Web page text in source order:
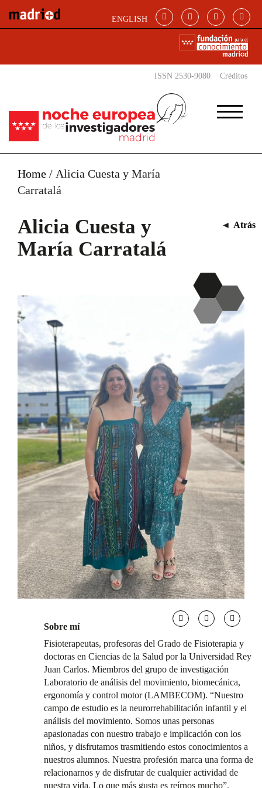
ENGLISH
ISSN 2530-9080 Créditos
Home / Alicia Cuesta y María
Carratalá
Alicia Cuesta y
María Carratalá
◄ Atrás
Sobre mí
Fisioterapeutas, profesoras del Grado de Fisioterapia y
doctoras en Ciencias de la Salud por la Universidad Rey
Juan Carlos. Miembros del grupo de investigación
Laboratorio de análisis del movimiento, biomecánica,
ergonomía y control motor (LAMBECOM). “Nuestro
campo de estudio es la neurorrehabilitación infantil y el
análisis del movimiento. Somos unas personas
apasionadas con nuestro trabajo e implicación con los
niños, y disfrutamos trasmitiendo estos conocimientos a
nuestros alumnos. Nuestra profesión marca una forma de
relacionarnos y de disfrutar de cualquier actividad de
nuestra vida. Lo que más gusta es reírnos mucho”.